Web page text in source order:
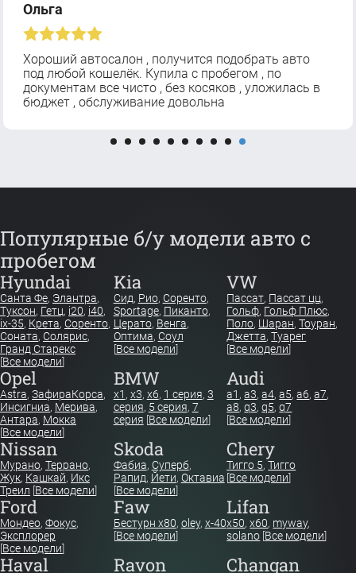
Ольга
Хороший автосалон , получится подобрать авто
под любой кошелёк. Купила с пробегом , по
документам все чисто , без косяков , уложилась в
бюджет , обслуживание довольна
Популярные б/у модели авто с
пробегом
Hyundai
Санта Фе, Элантра,
Туксон, Гетц, i20, i40,
ix-35, Крета, Соренто,
Соната, Солярис,
Гранд Старекс
[Все модели]
Kia
Сид, Рио, Соренто,
Sportage, Пиканто,
Церато, Венга,
Оптима, Соул
[Все модели]
VW
Пассат, Пассат цц,
Гольф, Гольф Плюс,
Поло, Шаран,Тоуран,
Джетта,Туарег
[Все модели]
Opel
Astra, ЗафираКорса,
Инсигниа, Мерива,
Антара, Мокка
[Все модели]
BMW
x1 , x3, x6, 1 серия, 3
серия, 5 серия, 7
серия [Все модели]
Audi
a1 ,a3,a4,a5,a6,a7,
a8,q3,q5,q7
[Все модели]
Nissan
Мурано, Террано,
Жук, Кашкай, Икс
Треил [Все модели]
Skoda
Фабиа, Суперб,
Рапид, Йети, Октавиа
[Все модели]
Chery
Тигго 5,Тигго
[Все модели]
Ford
Мондео, Фокус,
Эксплорер
[Все модели]
Faw
Бестурн х80, oley, x-40
[Все модели]
Lifan
x50,x60, myway,
solano [Все модели]
Haval Ravon Changan